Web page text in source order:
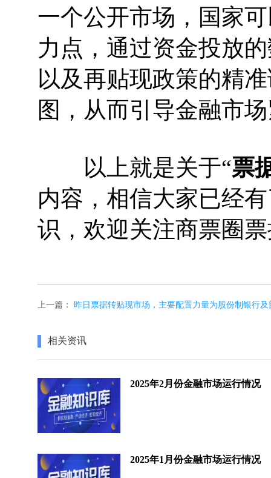
一个公开市场，国家
力点，通过资金投放
以及再贴现政策的精
图，从而引导金融市
以上就是关于“票
内容，相信大家已经
识，欢迎关注商票圈
上一篇： 昨日票据转贴现市场，主要配置力量为股份制银行及
相关资讯
2025年2月份金融市场运行情况
2025年1月份金融市场运行情况